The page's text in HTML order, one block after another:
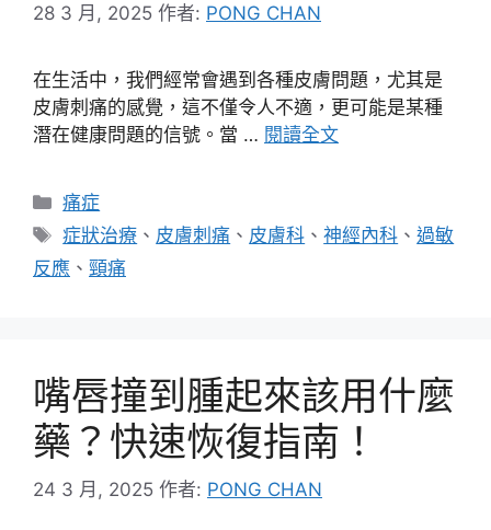
28 3 月, 2025 作者: PONG CHAN
在生活中，我們經常會遇到各種皮膚問題，尤其是
皮膚刺痛的感覺，這不僅令人不適，更可能是某種
潛在健康問題的信號。當 … 閱讀全文
分
類
痛症
標
籤
症狀治療 、 皮膚刺痛 、 皮膚科 、神經內科 、過敏
反應 、 頸痛
嘴唇撞到腫起來該用什麼
藥？快速恢復指南！
24 3 月, 2025 作者: PONG CHAN